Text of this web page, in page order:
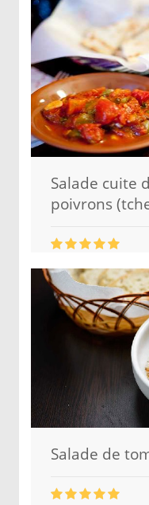
Salade cuite
poivrons
Salade de